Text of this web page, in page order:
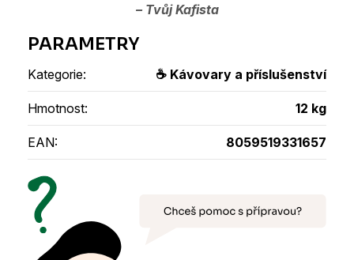
– Tvůj Kafista
Kategorie: ☕ Kávovary a příslušenství
Hmotnost: 12 kg
EAN: 8059519331657